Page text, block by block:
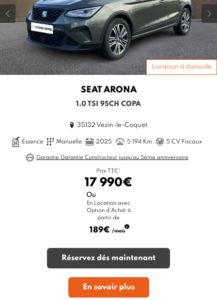
Livraison à domicile
SEATARONA
1.0 TSI 95CH COPA
35132 Vezin-le-Coquet
Essence Manuelle 2025 5 194 Km 5 CV Fiscaux
Garantie Garantie Constructeur jusqu'au 5ème anniversaire
Prix TTC*
17 990€
Ou
En Location avec
Option d'Achat à
partir de
189€ /mois
Réservez dés maintenant
En savoir plus